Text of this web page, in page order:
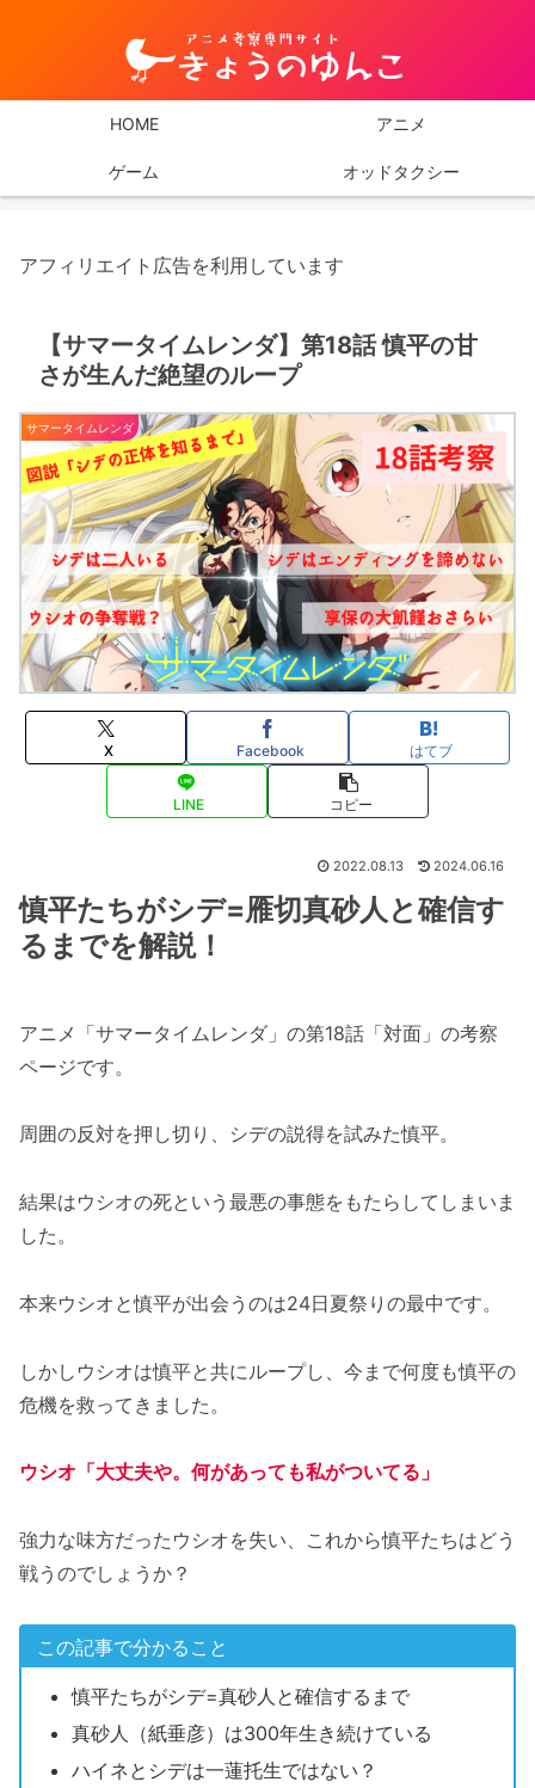
HOME アニメ
ゲーム オッドタクシー
アフィリエイト広告を利用しています
【サマータイムレンダ】第18話 慎平の甘
さが生んだ絶望のループ
サマータイムレンダ
X Facebook はてブ
LINE コピー
2022.08.13 2024.06.16
慎平たちがシデ=雁切真砂人と確信す
るまでを解説！
アニメ「サマータイムレンダ」の第18話「対面」の考察
ページです。
周囲の反対を押し切り、シデの説得を試みた慎平。
結果はウシオの死という最悪の事態をもたらしてしまいま
した。
本来ウシオと慎平が出会うのは24日夏祭りの最中です。
しかしウシオは慎平と共にループし、今まで何度も慎平の
危機を救ってきました。
ウシオ「大丈夫や。何があっても私がついてる」
強力な味方だったウシオを失い、これから慎平たちはどう
戦うのでしょうか？
この記事で分かること
慎平たちがシデ=真砂人と確信するまで
真砂人（紙垂彦）は300年生き続けている
ハイネとシデは一蓮托生ではない？